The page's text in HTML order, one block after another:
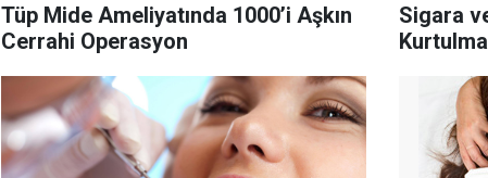
Tüp Mide Ameliyatında 1000’i Aşkın
Cerrahi Operasyon
Sigara
Kurtulma